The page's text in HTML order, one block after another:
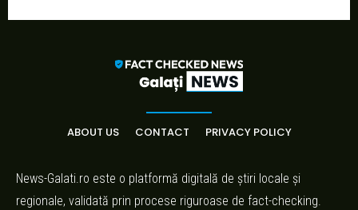
ABOUT US CONTACT PRIVACY POLICY
News-Galati.ro este o platformă digitală de știri locale și
regionale, validată prin procese riguroase de fact-checking.